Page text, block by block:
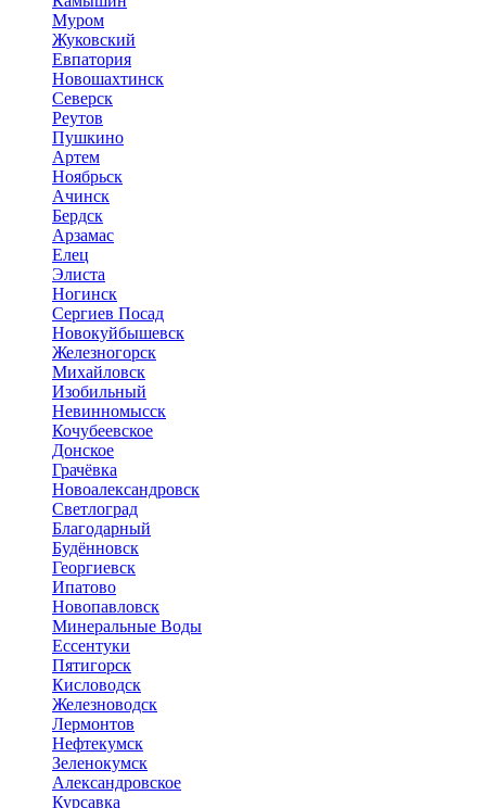
Муром
Жуковский
Евпатория
Новошахтинск
Северск
Реутов
Пушкино
Артем
Ноябрьск
Ачинск
Бердск
Арзамас
Елец
Элиста
Ногинск
Сергиев Посад
Новокуйбышевск
Железногорск
Михайловск
Изобильный
Невинномысск
Кочубеевское
Донское
Грачёвка
Новоалександровск
Светлоград
Благодарный
Будённовск
Георгиевск
Ипатово
Новопавловск
Минеральные Воды
Ессентуки
Пятигорск
Кисловодск
Железноводск
Лермонтов
Нефтекумск
Зеленокумск
Александровское
Курсавка